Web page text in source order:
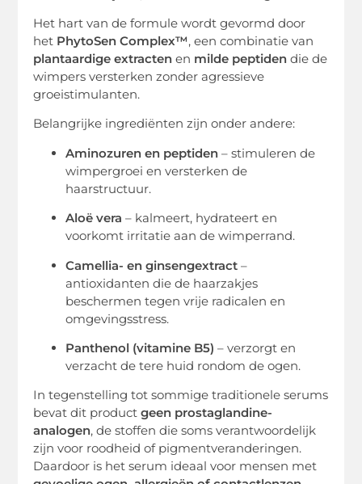
Het hart van de formule wordt gevormd door
het PhytoSen Complex™, een combinatie van
plantaardige extracten en milde peptiden die de
wimpers versterken zonder agressieve
groeistimulanten.
Belangrijke ingrediënten zijn onder andere:
Aminozuren en peptiden – stimuleren de
wimpergroei en versterken de
haarstructuur.
Aloë vera – kalmeert, hydrateert en
voorkomt irritatie aan de wimperrand.
Camellia- en ginsengextract –
antioxidanten die de haarzakjes
beschermen tegen vrije radicalen en
omgevingsstress.
Panthenol (vitamine B5) – verzorgt en
verzacht de tere huid rondom de ogen.
In tegenstelling tot sommige traditionele serums
bevat dit productgeen prostaglandine-
analogen, de stoffen die soms verantwoordelijk
zijn voor roodheid of pigmentveranderingen.
Daardoor is het serum ideaal voor mensen met